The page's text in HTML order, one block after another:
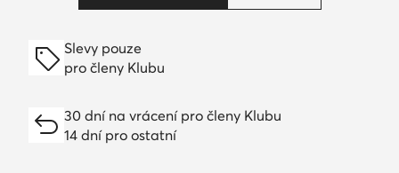
Slevy pouze
pro členy Klubu
30 dní na vrácení pro členy Klubu
14 dní pro ostatní